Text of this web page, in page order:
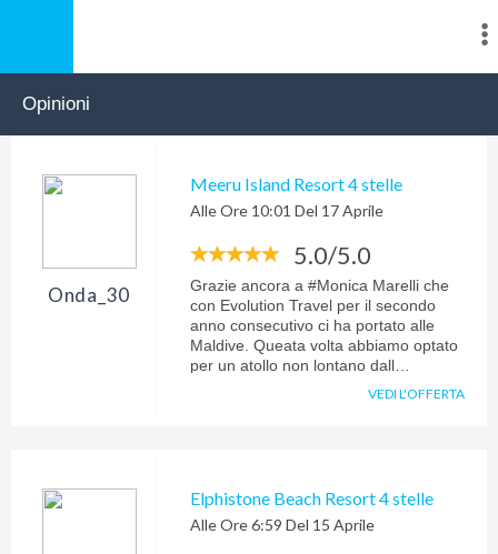
Opinioni
Onda_30
Meeru Island Resort 4 stelle
Alle Ore 10:01 Del 17 Aprile
5.0/5.0
Grazie ancora a #Monica Marelli che
con Evolution Travel per il secondo
anno consecutivo ci ha portato alle
Maldive. Queata volta abbiamo optato
per un atollo non lontano dall
migliore in 6 volte che siamo stati alle
Maldive. Noi abbiamo un bimbo di 4
VEDI L'OFFERTA
Elphistone Beach Resort 4 stelle
Alle Ore 6:59 Del 15 Aprile